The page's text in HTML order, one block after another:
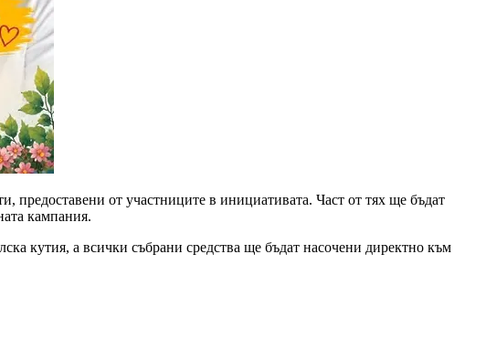
предоставени от участниците в инициативата. Част от тях ще бъдат
кампания.
кутия, а всички събрани средства ще бъдат насочени директно към